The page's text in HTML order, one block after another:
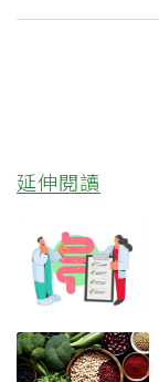
延伸閱讀